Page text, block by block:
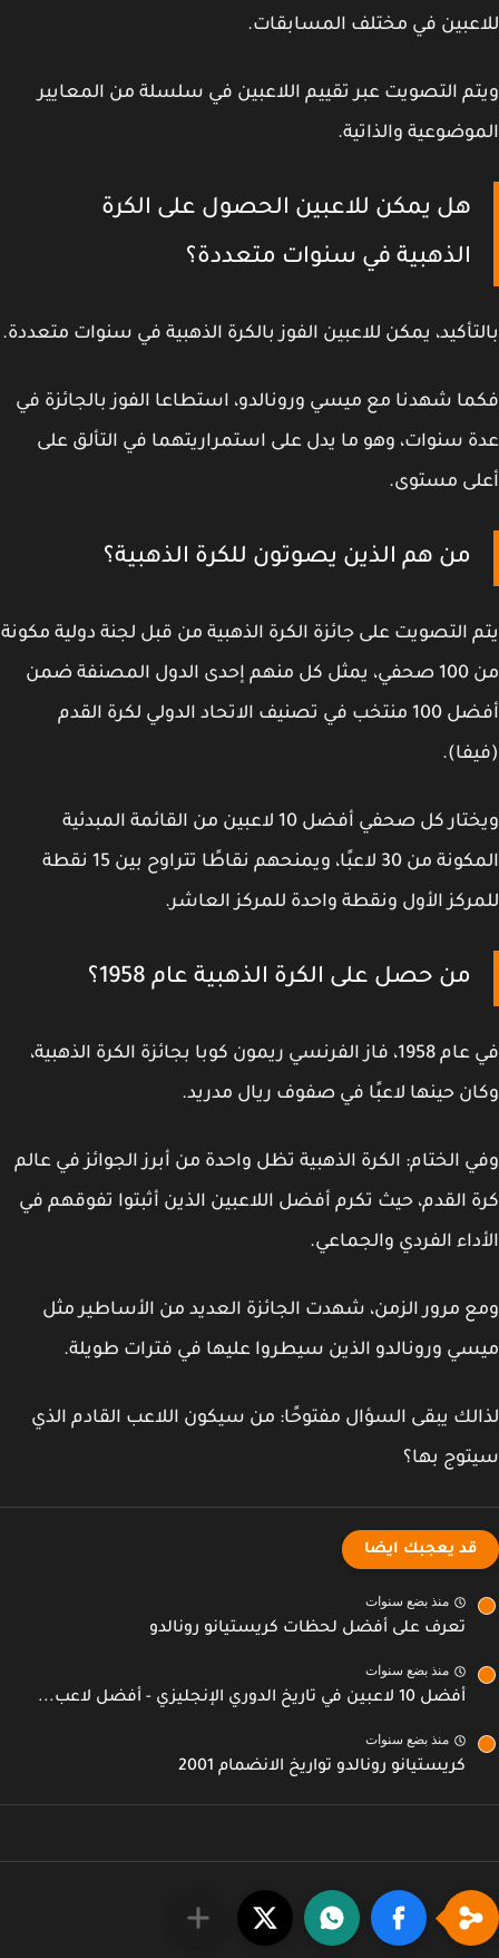
في مختلف المسابقات.
التصويت عبر تقييم اللاعبين في سلسلة من المعايير
والذاتية.
هل يمكن للاعبين الحصول على الكرة
الذهبية في سنوات متعددة؟
يمكن للاعبين الفوز بالكرة الذهبية في سنوات متعددة.
شهدنا مع ميسي ورونالدو، استطاعا الفوز بالجائزة في
سنوات، وهو ما يدل على استمراريتهما في التألق على
مستوى.
من هم الذين يصوتون للكرة الذهبية؟
التصويت على جائزة الكرة الذهبية من قبل لجنة دولية مكونة
من 100 صحفي، يمثل كل منهم إحدى الدول المصنفة ضمن
أفضل 100 منتخب في تصنيف الاتحاد الدولي لكرة القدم
ويختار كل صحفي أفضل 10 لاعبين من القائمة المبدئية
المكونة من 30 لاعبًا، ويمنحهم نقاطًا تتراوح بين 15 نقطة
الأول ونقطة واحدة للمركز العاشر.
من حصل على الكرة الذهبية عام 1958؟
في عام 1958، فاز الفرنسي ريمون كوبا بجائزة الكرة الذهبية،
حينها لاعبًا في صفوف ريال مدريد.
الختام: الكرة الذهبية تظل واحدة من أبرز الجوائز في عالم
القدم، حيث تكرم أفضل اللاعبين الذين أثبتوا تفوقهم في
الفردي والجماعي.
مرور الزمن، شهدت الجائزة العديد من الأساطير مثل
ورونالدو الذين سيطروا عليها في فترات طويلة.
يبقى السؤال مفتوحًا: من سيكون اللاعب القادم الذي
بها؟
قد يعجبك ايضا
منذ بضع سنوات
تعرف على أفضل لحظات كريستيانو رونالدو
منذ بضع سنوات
أفضل 10 لاعبين في تاريخ الدوري الإنجليزي - أفضل لاعب...
منذ بضع سنوات
كريستيانو رونالدو تواريخ الانضمام 2001